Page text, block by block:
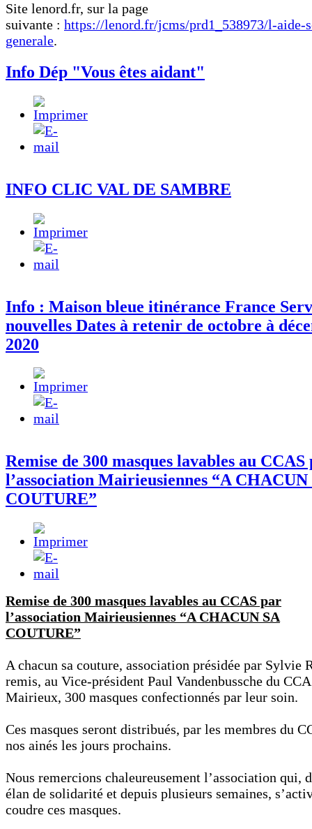
Site lenord.fr, sur la page
suivante : https://lenord.fr/jcms/prd1_538973/l-aide-
generale.
Info Dép "Vous êtes aidant"
INFO CLIC VAL DE SAMBRE
Info : Maison bleue itinérance France
nouvelles Dates à retenir de octobre à
2020
Remise de 300 masques lavables au CCAS
l’association Mairieusiennes “A CHACUN
COUTURE”
Remise de 300 masques lavables au CCAS par
l’association Mairieusiennes “A CHACUN SA
COUTURE”
A chacun sa couture, association présidée par Sylvie
remis, au Vice-président Paul Vandenbussche du
Mairieux, 300 masques confectionnés par leur soin.
Ces masques seront distribués, par les membres du
nos ainés les jours prochains.
Nous remercions chaleureusement l’association qui,
élan de solidarité et depuis plusieurs semaines,
coudre ces masques.